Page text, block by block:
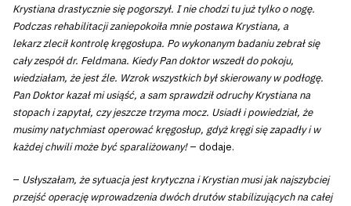
Krystiana drastycznie się pogorszył. I nie chodzi tu już tylko o nogę.
Podczas rehabilitacji zaniepokoiła mnie postawa Krystiana, a
lekarz zlecił kontrolę kręgosłupa. Po wykonanym badaniu zebrał się
cały zespół dr. Feldmana. Kiedy Pan doktor wszedł do pokoju,
wiedziałam, że jest źle. Wzrok wszystkich był skierowany w podłogę.
Pan Doktor kazał mi usiąść, a sam sprawdził odruchy Krystiana na
stopach i zapytał, czy jeszcze trzyma mocz. Usiadł i powiedział, że
musimy natychmiast operować kręgosłup, gdyż kręgi się zapadły i w
każdej chwili może być sparaliżowany!– dodaje.
– Usłyszałam, że sytuacja jest krytyczna i Krystian musi jak najszybciej
przejść operację wprowadzenia dwóch drutów stabilizujących na całej